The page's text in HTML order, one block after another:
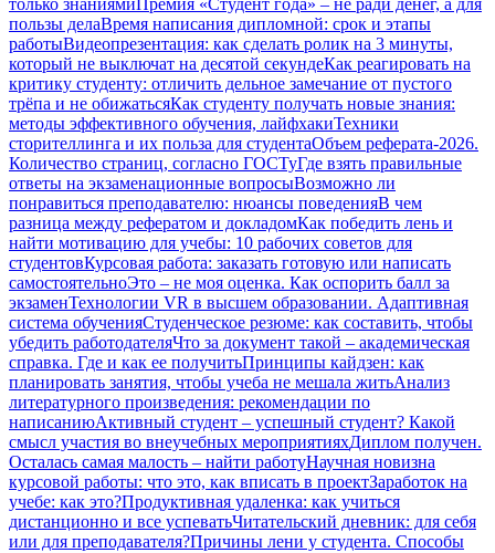
только знаниямиПремия «Студент года» – не ради денег, а для
пользы делаВремя написания дипломной: срок и этапы
работыВидеопрезентация: как сделать ролик на 3 минуты,
который не выключат на десятой секундеКак реагировать на
критику студенту: отличить дельное замечание от пустого
трёпа и не обижатьсяКак студенту получать новые знания:
методы эффективного обучения, лайфхакиТехники
сторителлинга и их польза для студентаОбъем реферата-2026.
Количество страниц, согласно ГОСТуГде взять правильные
ответы на экзаменационные вопросыВозможно ли
понравиться преподавателю: нюансы поведенияВ чем
разница между рефератом и докладомКак победить лень и
найти мотивацию для учебы: 10 рабочих советов для
студентовКурсовая работа: заказать готовую или написать
самостоятельноЭто – не моя оценка. Как оспорить балл за
экзаменТехнологии VR в высшем образовании. Адаптивная
система обученияСтуденческое резюме: как составить, чтобы
убедить работодателяЧто за документ такой – академическая
справка. Где и как ее получитьПринципы кайдзен: как
планировать занятия, чтобы учеба не мешала житьАнализ
литературного произведения: рекомендации по
написаниюАктивный студент – успешный студент? Какой
смысл участия во внеучебных мероприятияхДиплом получен.
Осталась самая малость – найти работуНаучная новизна
курсовой работы: что это, как вписать в проектЗаработок на
учебе: как это?Продуктивная удаленка: как учиться
дистанционно и все успеватьЧитательский дневник: для себя
или для преподавателя?Причины лени у студента. Способы